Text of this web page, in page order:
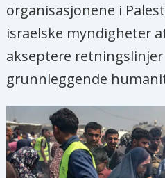
organisasjonene i
israelske myndigheter
akseptere
grunnleggende